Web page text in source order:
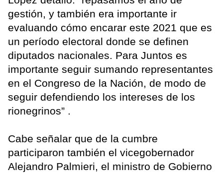
gestión, y también era importante ir
evaluando cómo encarar este 2021 que es
un período electoral donde se definen
diputados nacionales. Para Juntos es
importante seguir sumando representantes
en el Congreso de la Nación, de modo de
seguir defendiendo los intereses de los
rionegrinos” .
Cabe señalar que de la cumbre
participaron también el vicegobernador
Alejandro Palmieri, el ministro de Gobierno